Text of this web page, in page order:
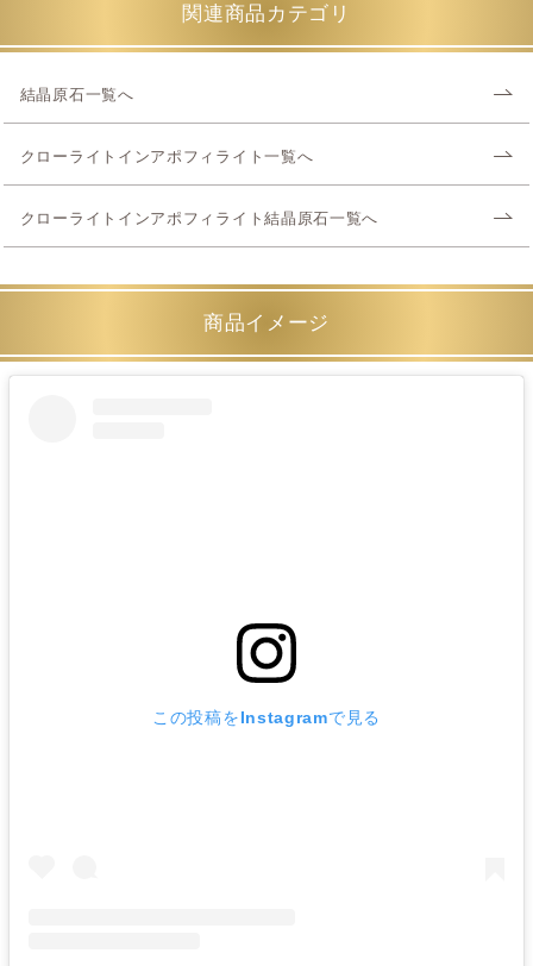
関連商品カテゴリ
結晶原石一覧へ
クローライトインアポフィライト一覧へ
クローライトインアポフィライト結晶原石一覧へ
商品イメージ
この投稿をInstagramで見る